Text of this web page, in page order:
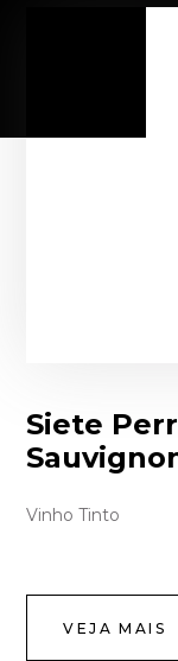
Siete
Vinho Tinto
VEJA MAIS